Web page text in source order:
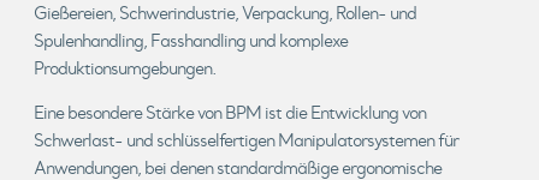
Gießereien, Schwerindustrie, Verpackung, Rollen- und
Spulenhandling, Fasshandling und komplexe
Produktionsumgebungen.
Eine besondere Stärke von BPM ist die Entwicklung von
Schwerlast- und schlüsselfertigen Manipulatorsystemen für
Anwendungen, bei denen standardmäßige ergonomische